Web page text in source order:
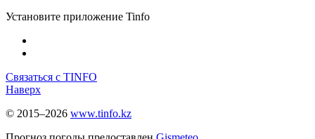
Установите приложение Tinfo
Связаться с TINFO
Наверх
© 2015–2026 www.tinfo.kz